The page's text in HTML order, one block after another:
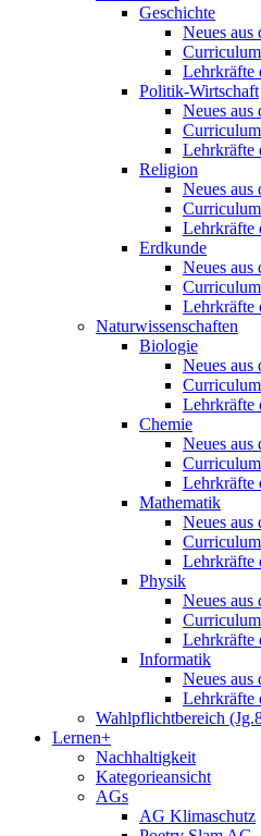
Geschichte
Neues aus
Curriculum
Lehrkräfte
Politik-Wirtschaft
Neues aus
Curriculum
Lehrkräfte
Religion
Neues aus
Curriculum
Lehrkräfte
Erdkunde
Neues aus
Curriculum
Lehrkräfte
Naturwissenschaften
Biologie
Neues aus
Curriculum
Lehrkräfte
Chemie
Neues aus
Curriculum
Lehrkräfte
Mathematik
Neues aus
Curriculum
Lehrkräfte
Physik
Neues aus
Curriculum
Lehrkräfte
Informatik
Neues aus
Lehrkräfte
Wahlpflichtbereich
Lernen+
Nachhaltigkeit
Kategorieansicht
AGs
AG Klimaschutz